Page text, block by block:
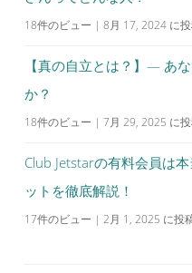
18件のビュー | 8月 17, 2024 に
【真の自立とは？】— あ
か？
18件のビュー | 7月 29, 2025 に
Club Jetstarの有料会員は
ットを徹底解説！
17件のビュー | 2月 1, 2025 に投